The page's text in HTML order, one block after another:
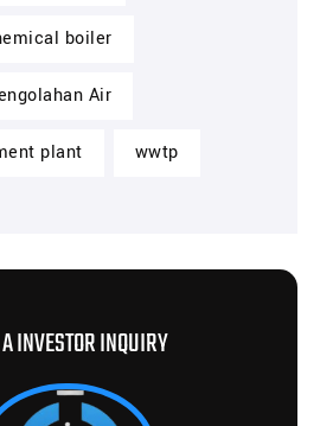
boiler
Air
plant wwtp
INVESTOR INQUIRY